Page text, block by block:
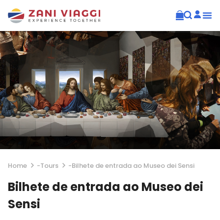
Home -Tours -Bilhete de entrada ao Museo dei Sensi
Bilhete de entrada ao Museo dei
Sensi